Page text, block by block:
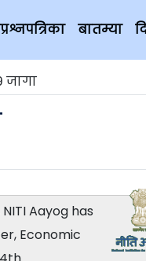
प्रश्नपत्रिका बातम्या
जागा
Aayog has
Economic